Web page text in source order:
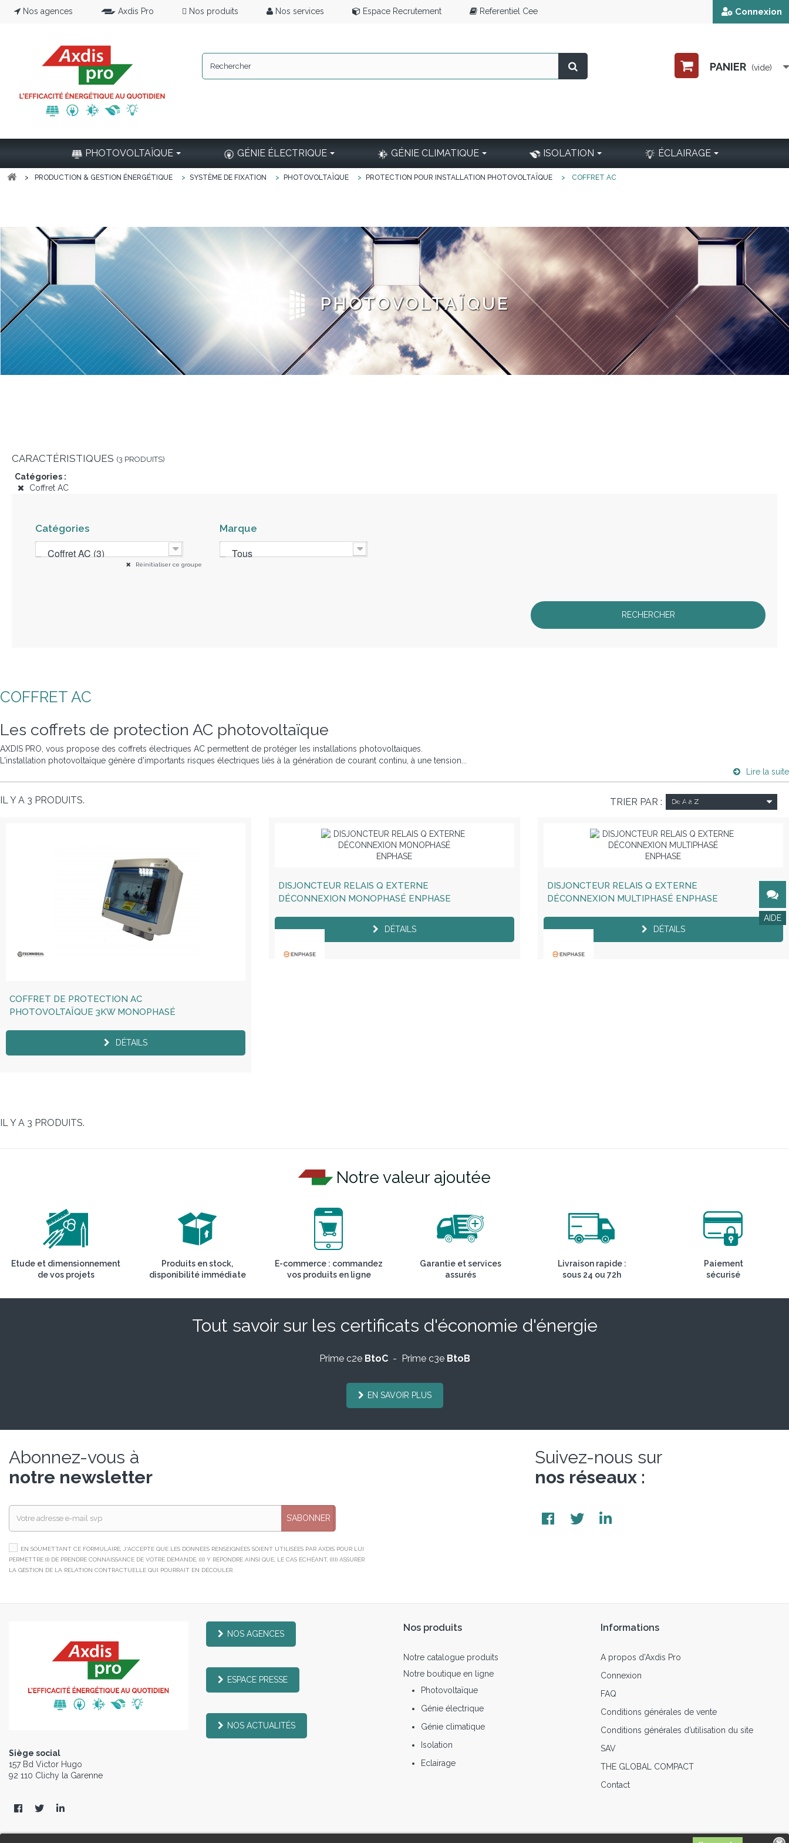
Nos agences Axdis Pro Nos produits Nos services Espace Recrutement Referentiel Cee Connexion
PANIER (vide)
PHOTOVOLTAÏQUE GÉNIE ÉLECTRIQUE GÉNIE CLIMATIQUE ISOLATION ÉCLAIRAGE
> PRODUCTION & GESTION ÉNERGÉTIQUE > SYSTÈME DE FIXATION > PHOTOVOLTAÏQUE > PROTECTION POUR INSTALLATION PHOTOVOLTAÏQUE > COFFRET AC
PHOTOVOLTAÏQUE
CARACTÉRISTIQUES (3 PRODUITS)
Catégories :
Coffret AC
Catégories
Coffret AC (3)
Réinitialiser ce groupe
Marque
Tous
COFFRET AC
Les coffrets de protection AC photovoltaïque
AXDIS PRO, vous propose des coffrets électriques AC permettent de protéger les installations photovoltaiques.
L'installation photovoltaïque génère d'importants risques électriques liés à la génération de courant continu, à une tension...
Lire la suite
TRIER PAR : De A à Z
IL Y A 3 PRODUITS.
COFFRET DE PROTECTION AC
PHOTOVOLTAÏQUE 3KW MONOPHASÉ
DÉTAILS
DISJONCTEUR RELAIS Q EXTERNE
DÉCONNEXION MONOPHASÉ ENPHASE
DÉTAILS
DISJONCTEUR RELAIS Q EXTERNE
DÉCONNEXION MULTIPHASÉ ENPHASE
DÉTAILS
IL Y A 3 PRODUITS.
Notre valeur ajoutée
Etude et dimensionnement
de vos projets
Produits en stock,
disponibilité immédiate
E-commerce : commandez
vos produits en ligne
Garantie et services
assurés
Livraison rapide :
sous 24 ou 72h
Paiement
sécurisé
Tout savoir sur les certificats d'économie d'énergie
Prime c2e BtoC- Prime c3e BtoB
EN SAVOIR PLUS
Abonnez-vous à
notre newsletter
S’ABONNER
EN SOUMETTANT CE FORMULAIRE, J'ACCEPTE QUE LES DONNÉES RENSEIGNÉES SOIENT UTILISÉES PAR AXDIS POUR LUI
PERMETTRE (I) DE PRENDRE CONNAISSANCE DE VOTRE DEMANDE, (II) Y RÉPONDRE AINSI QUE, LE CAS ÉCHÉANT, (III) ASSURER
LA GESTION DE LA RELATION CONTRACTUELLE QUI POURRAIT EN DÉCOULER.
Suivez-nous sur
nos réseaux :
Siège social
157 Bd Victor Hugo
92 110 Clichy la Garenne
NOS AGENCES
ESPACE PRESSE
NOS ACTUALITÉS
Nos produits
Notre catalogue produits
Notre boutique en ligne
Photovoltaïque
Génie électrique
Génie climatique
Isolation
Eclairage
Informations
A propos d’Axdis Pro
Connexion
FAQ
Conditions générales de vente
Conditions générales d’utilisation du site
SAV
THE GLOBAL COMPACT
Contact